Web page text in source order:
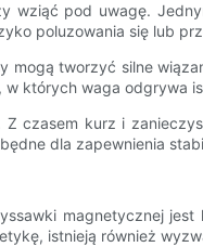
pod uwagę.
poluzowania się lub
tworzyć silne
których waga odgrywa
kurz i
dla zapewnienia
magnetycznej
istnieją również